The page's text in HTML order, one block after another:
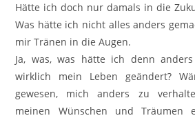
Hätte ich doch nur damals in die
Was hätte ich nicht alles anders
mir Tränen in die Augen.
Ja, was, was hätte ich denn
wirklich mein Leben geändert?
gewesen, mich anders zu
meinen Wünschen und Träumen